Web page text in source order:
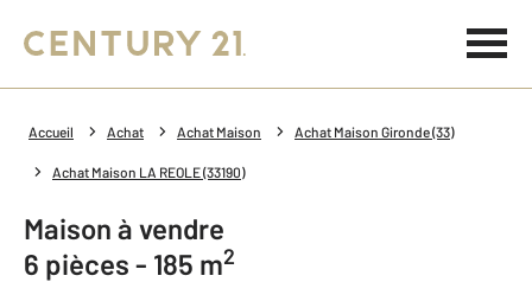
Accueil Achat Achat Maison Achat Maison Gironde (33)
Achat Maison LA REOLE (33190)
Maison à vendre
6 pièces - 185 m2